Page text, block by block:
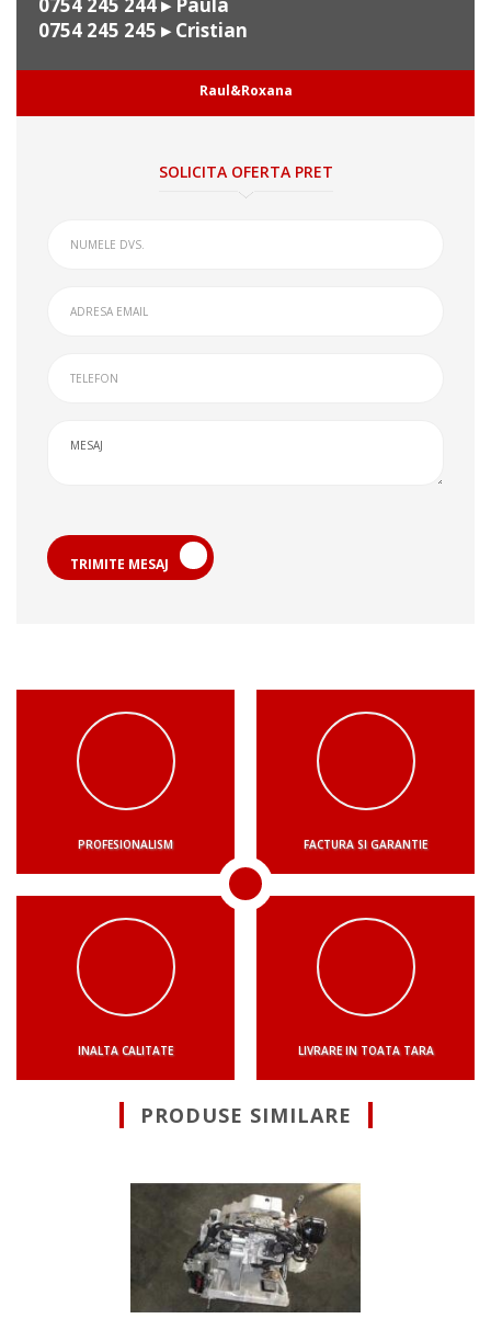
0754 245 244▸ Paula
0754 245 245 ▸ Cristian
Raul&Roxana
SOLICITA OFERTA PRET
TRIMITE MESAJ
PROFESIONALISM FACTURA SI GARANTIE
INALTA CALITATE LIVRARE IN TOATA TARA
PRODUSE SIMILARE